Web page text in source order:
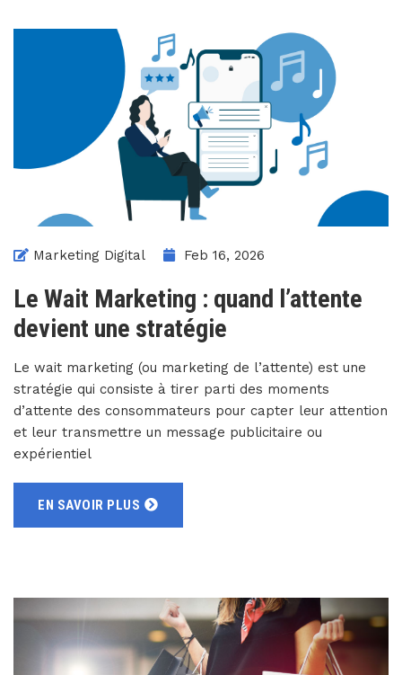
Marketing Digital Feb 16, 2026
Le Wait Marketing : quand l’attente
devient une stratégie
Le wait marketing (ou marketing de l’attente) est une
stratégie qui consiste à tirer parti des moments
d’attente des consommateurs pour capter leur attention
et leur transmettre un message publicitaire ou
expérientiel
EN SAVOIR PLUS